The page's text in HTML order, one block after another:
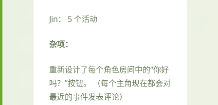
Jin： 5 个活动
杂项：
重新设计了每个角色房间中的“你好
吗？”按钮。 （每个主角现在都会对
最近的事件发表评论）